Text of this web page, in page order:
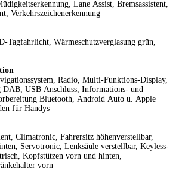
Lane Assist, Bremsassistent,
Verkehrszeichenerkennung
Tagfahrlicht, Wärmeschutzverglasung grün,
Radio, Multi-Funktions-Display,
DAB, USB Anschluss, Informations- und
Bluetooth, Android Auto u. Apple
für Handys
Climatronic, Fahrersitz höhenverstellbar,
Kopfstützen vorn und hinten,
vorn